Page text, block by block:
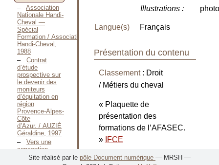
Association
Nationale Handi-
Cheval —
Spécial
Formation / Association
Handi-Cheval,
1988
Contrat
d’étude
prospective sur
le devenir des
moniteurs
d’équitation en
région
Provence-Alpes-
Côte
d’Azur. / AUZIÉ
Géraldine, 1997
Vers une
conception
actualisée de
Illustrations:
Langue(s) Français
Présentation du contenu
Classement: Droit
/ Métiers du cheval
« Plaquette de
présentation des
formations de l’AFASEC.
» IFCE
Notes
Site réalisé par le pôle Document numérique — MRSH —